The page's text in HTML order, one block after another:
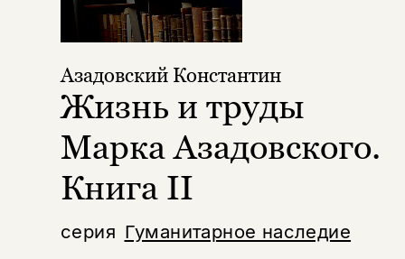
серия Гуманитарное наследие
Азадовский Константин
Жизнь и труды
Марка Азадовского.
Книга II